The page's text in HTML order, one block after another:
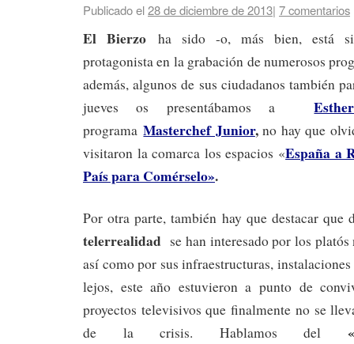
Publicado el28 de diciembre de 2013| 7 comentarios
El Bierzo ha sido -o, más bien, está
protagonista en la grabación de numerosos
además, algunos de sus ciudadanos también
jueves os presentábamos aEsther
programaMasterchef Junior,no hay que
visitaron la comarca los espacios «España a
País para Comérselo».
Por otra parte, también hay que destacar que
telerrealidad se han interesado por los
así como por sus infraestructuras,
lejos, este año estuvieron a punto de
proyectos televisivos que finalmente no se
de la crisis. Hablamos del